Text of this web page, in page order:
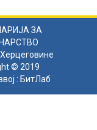
ЗА
© 2019
: БитЛаб